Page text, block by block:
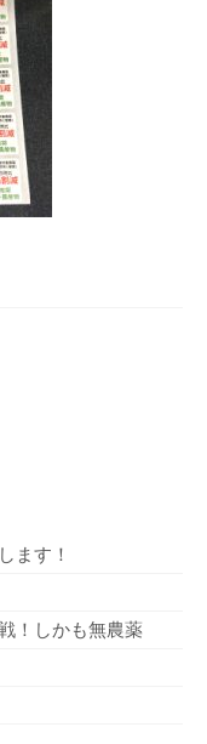
ます！
！しかも無農薬